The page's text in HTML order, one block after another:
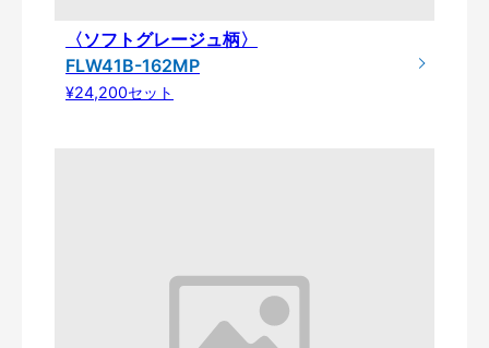
〈ソフトグレージュ柄〉
FLW41B-162MP
¥24,200セット